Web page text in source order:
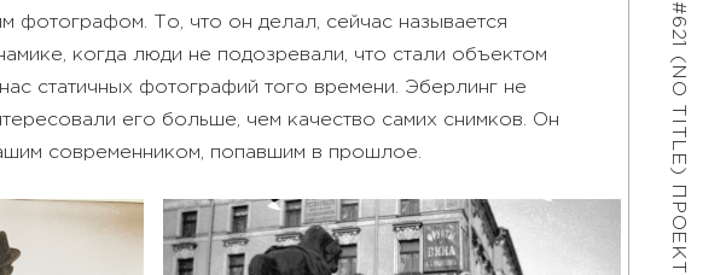
#621 (NO TITLE)
ПРОЕКТЫ
фотографом. То, что он делал, сейчас называется
когда люди не подозревали, что стали объектом
статичных фотографий того времени. Эберлинг не
его больше, чем качество самих снимков. Он
современником, попавшим в прошлое.